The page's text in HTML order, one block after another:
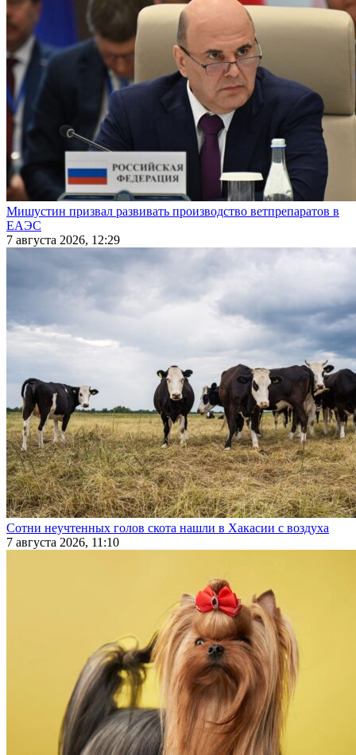
Мишустин призвал развивать производство ветпрепаратов в
ЕАЭС
7 августа 2026, 12:29
Сотни неучтенных голов скота нашли в Хакасии с воздуха
7 августа 2026, 11:10